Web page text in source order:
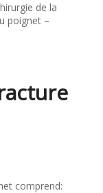
de la
poignet –
comprend: